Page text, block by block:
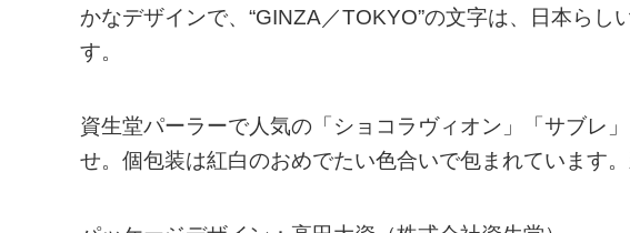
かなデザインで、“GINZA／TOKYO”の文字は、日本らし
す。
資生堂パーラーで人気の「ショコラヴィオン」「サブレ
せ。個包装は紅白のおめでたい色合いで包まれています